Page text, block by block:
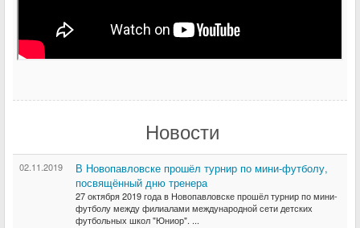
Новости
02.11.2019
В Новопавловске прошёл турнир по мини-футболу,
посвящённый дню тренера
27 октября 2019 года в Новопавловске прошёл турнир по мини-
футболу между филиалами международной сети детских
футбольных школ "Юниор". ...